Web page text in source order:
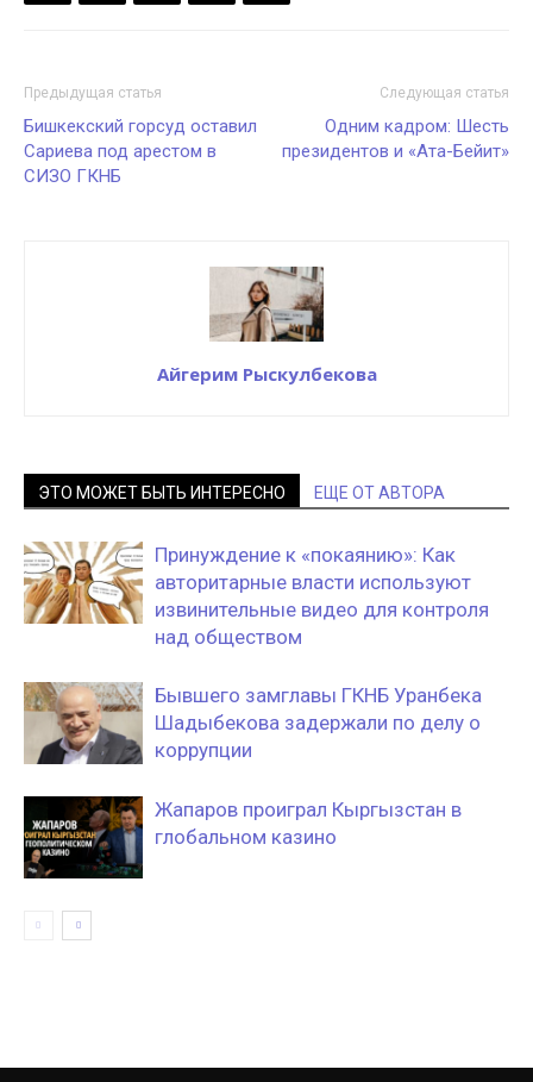
Предыдущая статья
Бишкекский горсуд оставил
Сариева под арестом в
СИЗО ГКНБ
Следующая статья
Одним кадром: Шесть
президентов и «Ата-Бейит»
Айгерим Рыскулбекова
ЭТО МОЖЕТ БЫТЬ ИНТЕРЕСНО ЕЩЕ ОТ АВТОРА
Принуждение к «покаянию»: Как
авторитарные власти используют
извинительные видео для контроля
над обществом
Бывшего замглавы ГКНБ Уранбека
Шадыбекова задержали по делу о
коррупции
Жапаров проиграл Кыргызстан в
глобальном казино